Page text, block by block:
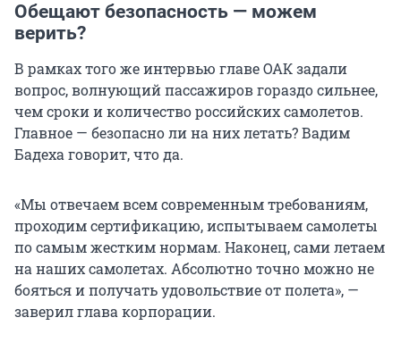
Обещают безопасность — можем
верить?
В рамках того же интервью главе ОАК задали
вопрос, волнующий пассажиров гораздо сильнее,
чем сроки и количество российских самолетов.
Главное — безопасно ли на них летать? Вадим
Бадеха говорит, что да.
«Мы отвечаем всем современным требованиям,
проходим сертификацию, испытываем самолеты
по самым жестким нормам. Наконец, сами летаем
на наших самолетах. Абсолютно точно можно не
бояться и получать удовольствие от полета», —
заверил глава корпорации.